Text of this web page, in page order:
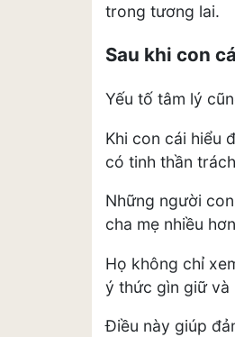
trong tương lai.
Sau khi con
Yếu tố tâm lý
Khi con cái hiểu
có tinh thần
Những người
cha mẹ nhiều
Họ không chỉ
ý thức gìn giữ và
Điều này giúp